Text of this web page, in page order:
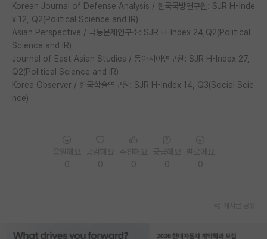
학부 인턴 게시판
취업 게시판
임용 후기 게시판
PI 전용 게시판
Korean Journal of Defense Analysis / 한국국방연구원: SJR H-Inde
x 12, Q2(Political Science and IR)
Asian Perspective / 극동문제연구소: SJR H-Index 24,Q2(Political
Science and IR)
Journal of East Asian Studies / 동아시아연구원: SJR H-Index 27,
Q2(Political Science and IR)
Korea Observer / 한국학술연구원: SJR H-Index 14, Q3(Social Scie
nce)